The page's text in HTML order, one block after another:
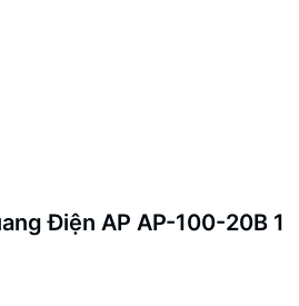
Điện AP AP-100-20B 1